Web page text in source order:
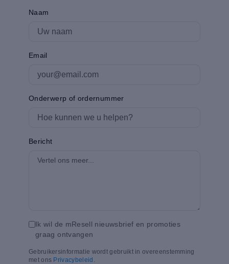
Naam
Email
Onderwerp of ordernummer
Bericht
Ik wil de mResell nieuwsbrief en promoties
graag ontvangen
Gebruikersinformatie wordt gebruikt in overeenstemming
met ons Privacybeleid .